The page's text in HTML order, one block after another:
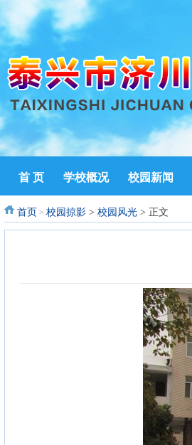
首 页 学校概况 校园新闻
首页 > 校园掠影 > 校园风光 > 正文